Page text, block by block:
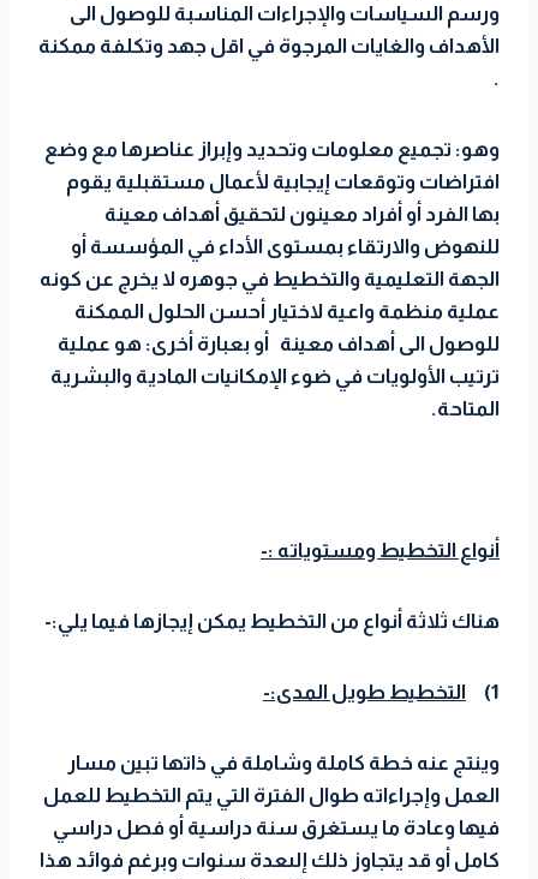
ورسم السياسات والإجراءات المناسبة للوصول الى
الأهداف والغايات المرجوة في اقل جهد وتكلفة ممكنة
.
وهو: تجميع معلومات وتحديد وإبراز عناصرها مع وضع
افتراضات وتوقعات إيجابية لأعمال مستقبلية يقوم
بها الفرد أو أفراد معينون لتحقيق أهداف معينة
للنهوض والارتقاء بمستوى الأداء في المؤسسة أو
الجهة التعليمية والتخطيط في جوهره لا يخرج عن كونه
عملية منظمة واعية لاختيار أحسن الحلول الممكنة
للوصول الى أهداف معينة أو بعبارة أخرى: هو عملية
ترتيب الأولويات في ضوء الإمكانيات المادية والبشرية
المتاحة.
أنواع التخطيط ومستوياته :-
هناك ثلاثة أنواع من التخطيط يمكن إيجازها فيما يلي:-
1) التخطيط طويل المدى:-
وينتج عنه خطة كاملة وشاملة في ذاتها تبين مسار
العمل وإجراءاته طوال الفترة التي يتم التخطيط للعمل
فيها وعادة ما يستغرق سنة دراسية أو فصل دراسي
كامل أو قد يتجاوز ذلك إلىعدة سنوات وبرغم فوائد هذا